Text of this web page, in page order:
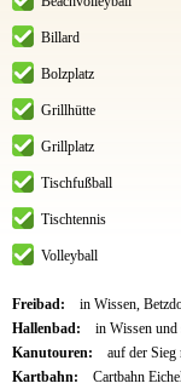
Billard
Bolzplatz
Grillhütte
Grillplatz
Tischfußball
Tischtennis
Volleyball
Freibad:
in Wissen,
Hallenbad:
in Wissen und
Kanutouren:
auf der Sieg
Kartbahn:
Cartbahn